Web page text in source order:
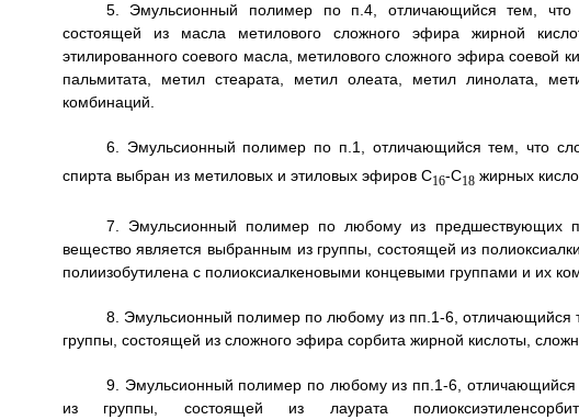
5. Эмульсионный полимер по п.4, отличающийся тем, что
состоящей из масла метилового сложного эфира жирной
этилированного соевого масла, метилового сложного эфира соевой
пальмитата, метил стеарата, метил олеата, метил линолата,
комбинаций.
6. Эмульсионный полимер по п.1, отличающийся тем, что
спирта выбран из метиловых и этиловых эфиров C16-C18жирных
7. Эмульсионный полимер по любому из предшествующих
вещество является выбранным из группы, состоящей из
полиизобутилена с полиоксиалкеновыми концевыми группами и их
8. Эмульсионный полимер по любому из пп.1-6, отличающийся
группы, состоящей из сложного эфира сорбита жирной кислоты,
9. Эмульсионный полимер по любому из пп.1-6, отличающийся
из группы, состоящей из лаурата